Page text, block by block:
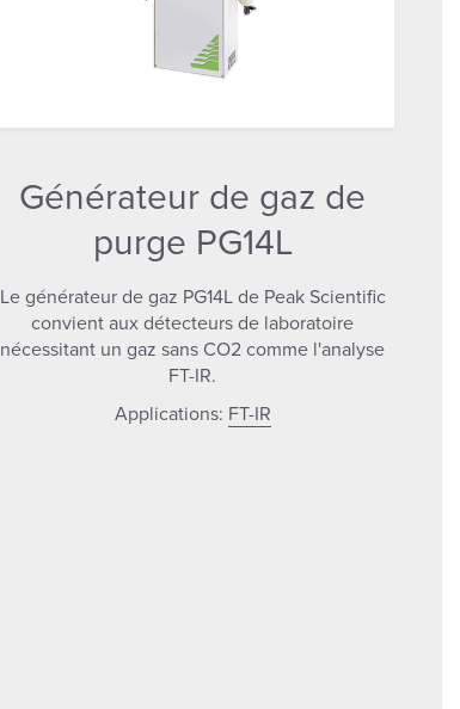
Générateur de gaz de
purge PG14L
Le générateur de gaz PG14L de Peak Scientific
convient aux détecteurs de laboratoire
nécessitant un gaz sans CO2 comme l'analyse
FT-IR.
Applications: FT-IR